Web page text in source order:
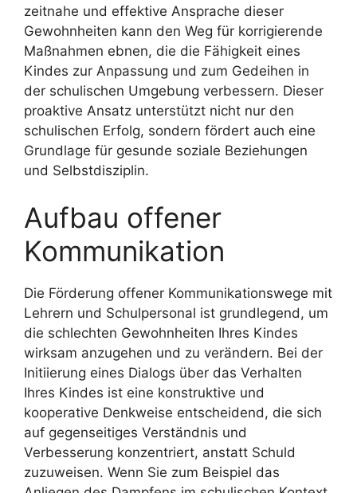
zeitnahe und effektive Ansprache dieser
Gewohnheiten kann den Weg für korrigierende
Maßnahmen ebnen, die die Fähigkeit eines
Kindes zur Anpassung und zum Gedeihen in
der schulischen Umgebung verbessern. Dieser
proaktive Ansatz unterstützt nicht nur den
schulischen Erfolg, sondern fördert auch eine
Grundlage für gesunde soziale Beziehungen
und Selbstdisziplin.
Aufbau offener
Kommunikation
Die Förderung offener Kommunikationswege mit
Lehrern und Schulpersonal ist grundlegend, um
die schlechten Gewohnheiten Ihres Kindes
wirksam anzugehen und zu verändern. Bei der
Initiierung eines Dialogs über das Verhalten
Ihres Kindes ist eine konstruktive und
kooperative Denkweise entscheidend, die sich
auf gegenseitiges Verständnis und
Verbesserung konzentriert, anstatt Schuld
zuzuweisen. Wenn Sie zum Beispiel das